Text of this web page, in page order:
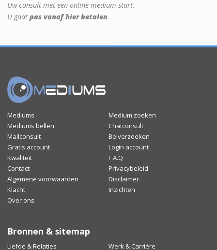
Uw consult met een online medium start.
U gaat pas vanaf hier betalen.
Mediums
Medium zoeken
Mediums bellen
Chatconsult
Mailconsult
Belverzoeken
Gratis account
Login account
Kwaliteit
F.A.Q
Contact
Privacybeleid
Algemene voorwaarden
Disclaimer
Klacht
Inzichten
Over ons
Bronnen & sitemap
Liefde & Relaties Werk & Carrière